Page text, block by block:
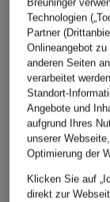
Breuninger
Technologien
Partner
Onlineangebot
anderen Seiten
verarbeitet
Standort-
Angebote und
aufgrund Ihres
unserer
Optimierung der
Klicken Sie auf
direkt zur